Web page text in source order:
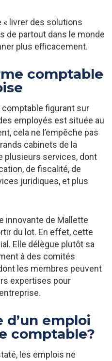
livrer des solutions
de partout dans le monde
plus efficacement.
comptable
figurant sur
employés est située au
cela ne l’empêche pas
cabinets de la
plusieurs services, dont
de fiscalité, de
juridiques, et plus
innovante de Mallette
du lot. En effet, cette
Elle délègue plutôt sa
à des comités
les membres peuvent
expertises pour
d’un emploi
comptable?
les emplois ne